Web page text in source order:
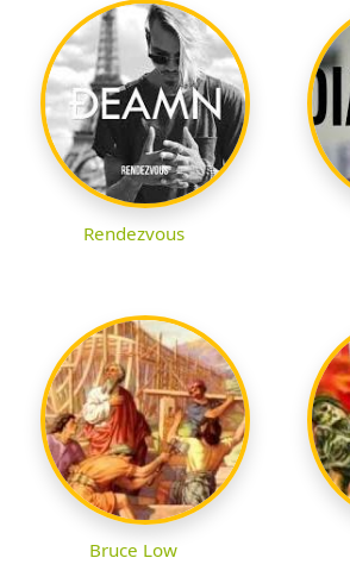
Rendezvous
Bruce Low